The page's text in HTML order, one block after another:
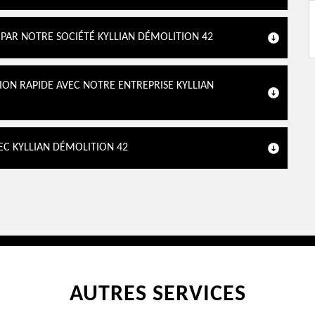
NOTRE SOCIÉTÉ KYLLIAN DÉMOLITION 42
RAPIDE AVEC NOTRE ENTREPRISE KYLLIAN
KYLLIAN DÉMOLITION 42
AUTRES SERVICES